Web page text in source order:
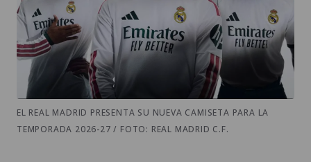
EL REAL MADRID PRESENTA SU NUEVA CAMISETA PARA LA
TEMPORADA 2026-27 / FOTO: REAL MADRID C.F.